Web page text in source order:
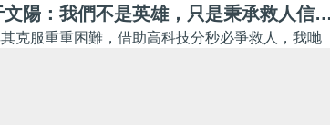
陽：我們不是英雄，只是秉承救人信
克服重重困難，借助高科技分秒必爭救人，我哋